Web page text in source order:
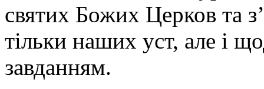
святих Божих Церков та
тільки наших уст, але і
завданням.